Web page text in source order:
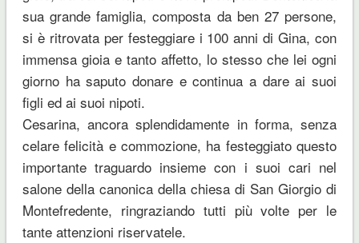
sua grande famiglia, composta da ben 27 persone,
si è ritrovata per festeggiare i 100 anni di Gina, con
immensa gioia e tanto affetto, lo stesso che lei ogni
giorno ha saputo donare e continua a dare ai suoi
figli ed ai suoi nipoti.
Cesarina, ancora splendidamente in forma, senza
celare felicità e commozione, ha festeggiato questo
importante traguardo insieme con i suoi cari nel
salone della canonica della chiesa di San Giorgio di
Montefredente, ringraziando tutti più volte per le
tante attenzioni riservatele.